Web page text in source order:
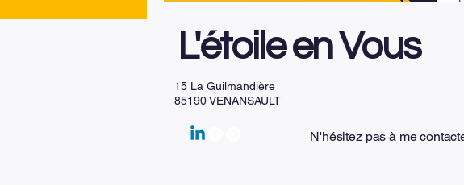
L'étoile en Vous
15 La Guilmandière
85190 VENANSAULT
N'hésitez pas à me